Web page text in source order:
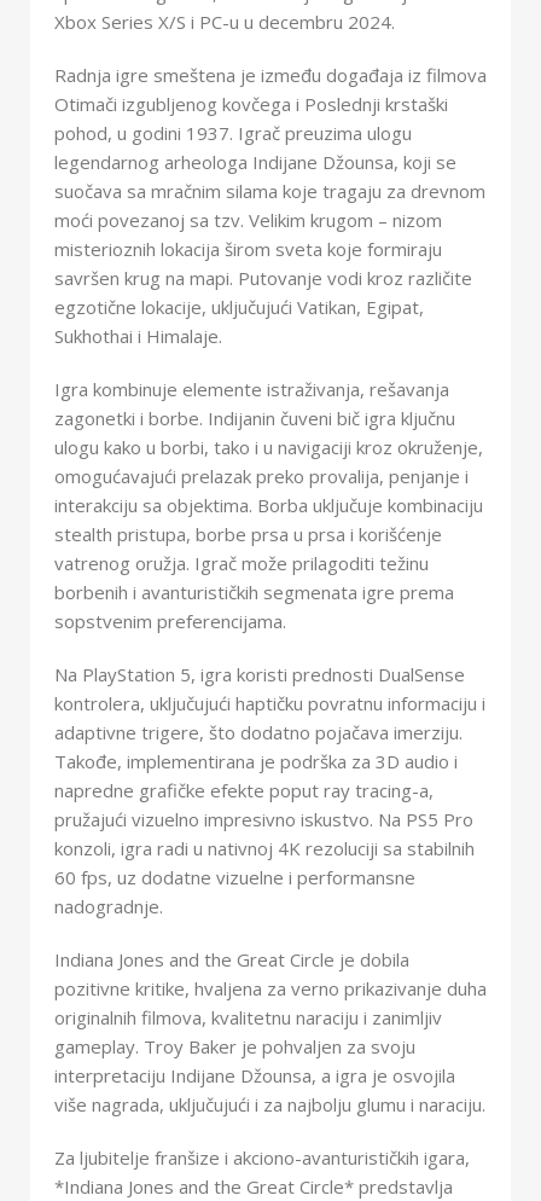
Xbox Series X/S i PC-u u decembru 2024.
Radnja igre smeštena je između događaja iz filmova
Otimači izgubljenog kovčega i Poslednji krstaški
pohod, u godini 1937. Igrač preuzima ulogu
legendarnog arheologa Indijane Džounsa, koji se
suočava sa mračnim silama koje tragaju za drevnom
moći povezanoj sa tzv. Velikim krugom – nizom
misterioznih lokacija širom sveta koje formiraju
savršen krug na mapi. Putovanje vodi kroz različite
egzotične lokacije, uključujući Vatikan, Egipat,
Sukhothai i Himalaje.
Igra kombinuje elemente istraživanja, rešavanja
zagonetki i borbe. Indijanin čuveni bič igra ključnu
ulogu kako u borbi, tako i u navigaciji kroz okruženje,
omogućavajući prelazak preko provalija, penjanje i
interakciju sa objektima. Borba uključuje kombinaciju
stealth pristupa, borbe prsa u prsa i korišćenje
vatrenog oružja. Igrač može prilagoditi težinu
borbenih i avanturističkih segmenata igre prema
sopstvenim preferencijama.
Na PlayStation 5, igra koristi prednosti DualSense
kontrolera, uključujući haptičku povratnu informaciju i
adaptivne trigere, što dodatno pojačava imerziju.
Takođe, implementirana je podrška za 3D audio i
napredne grafičke efekte poput ray tracing-a,
pružajući vizuelno impresivno iskustvo. Na PS5 Pro
konzoli, igra radi u nativnoj 4K rezoluciji sa stabilnih
60 fps, uz dodatne vizuelne i performansne
nadogradnje.
Indiana Jones and the Great Circle je dobila
pozitivne kritike, hvaljena za verno prikazivanje duha
originalnih filmova, kvalitetnu naraciju i zanimljiv
gameplay. Troy Baker je pohvaljen za svoju
interpretaciju Indijane Džounsa, a igra je osvojila
više nagrada, uključujući i za najbolju glumu i naraciju.
Za ljubitelje franšize i akciono-avanturističkih igara,
*Indiana Jones and the Great Circle* predstavlja